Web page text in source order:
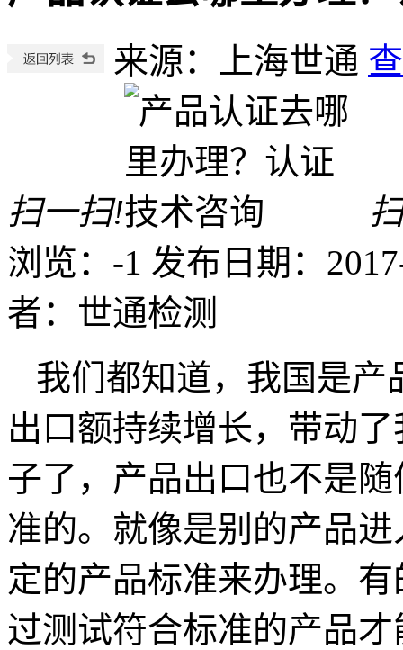
来源：上海世通
扫一扫!
浏览：-1 发布日期：
者：世通检测
我们都知道，我国是产
出口额持续增长，带动
子了，产品出口也不是
准的。就像是别的产品
定的产品标准来办理。
过测试符合标准的产品